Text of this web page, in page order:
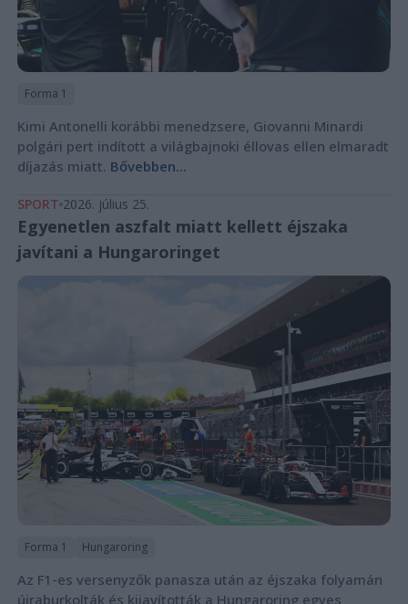
Forma 1
Kimi Antonelli korábbi menedzsere, Giovanni Minardi
polgári pert indított a világbajnoki éllovas ellen elmaradt
díjazás miatt. Bővebben...
SPORT 2026. július 25.
Egyenetlen aszfalt miatt kellett éjszaka
javítani a Hungaroringet
Forma 1 Hungaroring
Az F1-es versenyzők panasza után az éjszaka folyamán
újraburkolták és kijavították a Hungaroring egyes